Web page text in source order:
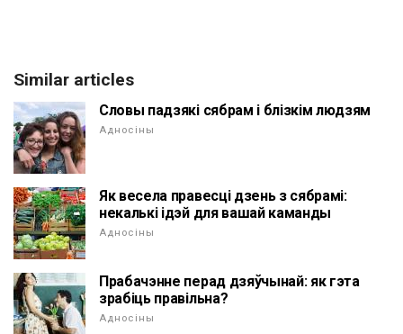
Similar articles
Словы падзякі сябрам і блізкім людзям
Адносіны
Як весела правесці дзень з сябрамі:
некалькі ідэй для вашай каманды
Адносіны
Прабачэнне перад дзяўчынай: як гэта
зрабіць правільна?
Адносіны